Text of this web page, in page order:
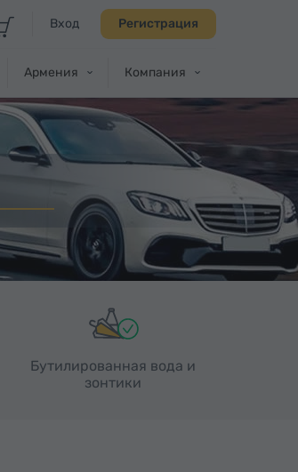
Вход Регистрация
Армения Компания
Бутилированная вода и
зонтики